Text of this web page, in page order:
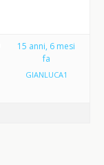
15 anni, 6 mesi
fa
GIANLUCA1